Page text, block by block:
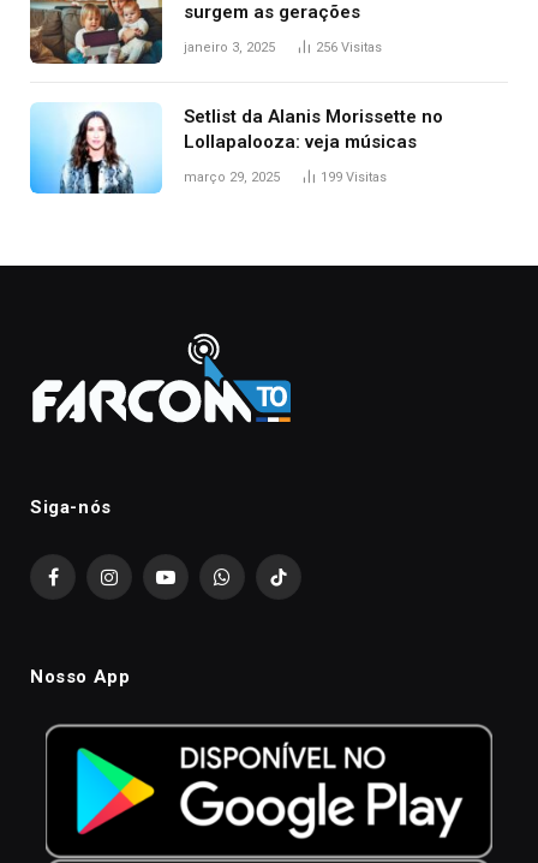
surgem as gerações
janeiro 3, 2025 256 Visitas
Setlist da Alanis Morissette no
Lollapalooza: veja músicas
março 29, 2025 199 Visitas
Siga-nós
FacebookInstagramYouTubeWhatsAppTikTok
Nosso App